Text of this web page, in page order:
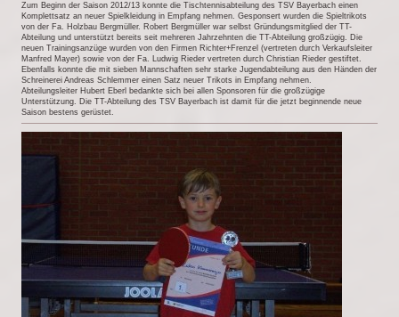
Zum Beginn der Saison 2012/13 konnte die Tischtennisabteilung des TSV Bayerbach einen
Komplettsatz an neuer Spielkleidung in Empfang nehmen. Gesponsert wurden die Spieltrikots
von der Fa. Holzbau Bergmüller. Robert Bergmüller war selbst Gründungsmitglied der TT-
Abteilung und unterstützt bereits seit mehreren Jahrzehnten die TT-Abteilung großzügig. Die
neuen Trainingsanzüge wurden von den Firmen Richter+Frenzel (vertreten durch Verkaufsleiter
Manfred Mayer) sowie von der Fa. Ludwig Rieder vertreten durch Christian Rieder gestiftet.
Ebenfalls konnte die mit sieben Mannschaften sehr starke Jugendabteilung aus den Händen der
Schreinerei Andreas Schlemmer einen Satz neuer Trikots in Empfang nehmen.
Abteilungsleiter Hubert Eberl bedankte sich bei allen Sponsoren für die großzügige
Unterstützung. Die TT-Abteilung des TSV Bayerbach ist damit für die jetzt beginnende neue
Saison bestens gerüstet.